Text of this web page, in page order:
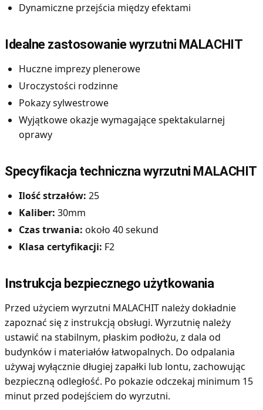
Dynamiczne przejścia między efektami
Idealne zastosowanie wyrzutni MALACHIT
Huczne imprezy plenerowe
Uroczystości rodzinne
Pokazy sylwestrowe
Wyjątkowe okazje wymagające spektakularnej
oprawy
Specyfikacja techniczna wyrzutni MALACHIT
Ilość strzałów: 25
Kaliber: 30mm
Czas trwania: około 40 sekund
Klasa certyfikacji: F2
Instrukcja bezpiecznego użytkowania
Przed użyciem wyrzutni MALACHIT należy dokładnie
zapoznać się z instrukcją obsługi. Wyrzutnię należy
ustawić na stabilnym, płaskim podłożu, z dala od
budynków i materiałów łatwopalnych. Do odpalania
używaj wyłącznie długiej zapałki lub lontu, zachowując
bezpieczną odległość. Po pokazie odczekaj minimum 15
minut przed podejściem do wyrzutni.